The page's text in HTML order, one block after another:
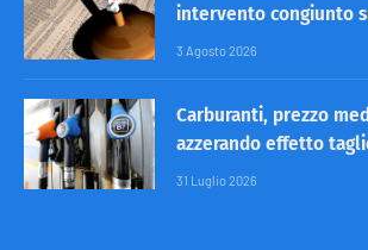
intervento congiunto
3 Agosto 2026
Carburanti, prezzo
azzerando effetto
31 Luglio 2026